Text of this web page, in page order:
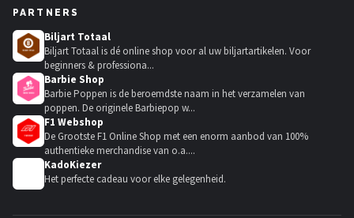
PARTNERS
Biljart Totaal
Biljart Totaal is dé online shop voor al uw biljartartikelen. Voor
beginners & professiona...
Barbie Shop
Barbie Poppen is de beroemdste naam in het verzamelen van
poppen. De originele Barbiepop w...
F1 Webshop
De Grootste F1 Online Shop met een enorm aanbod van 100%
authentieke merchandise van o.a....
KadoKiezer
Het perfecte cadeau voor elke gelegenheid.